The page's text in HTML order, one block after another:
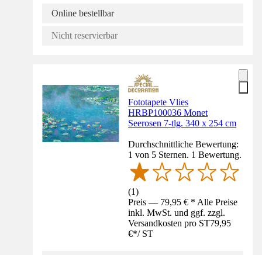
Online bestellbar
Nicht reservierbar
Fototapete Vlies
HRBP100036 Monet
Seerosen 7-tlg. 340 x 254 cm
Durchschnittliche Bewertung:
1 von 5 Sternen. 1 Bewertung.
(1)
Preis — 79,95 € * Alle Preise
inkl. MwSt. und ggf. zzgl.
Versandkosten pro ST79,95
€*/ ST